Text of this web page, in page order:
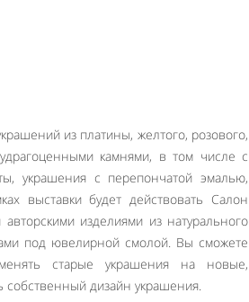
из платины, желтого, розового,
камнями, в том числе с
украшения с перепончатой эмалью,
выставки будет действовать Салон
изделиями из натурального
под ювелирной смолой. Вы сможете
старые украшения на новые,
собственный дизайн украшения.